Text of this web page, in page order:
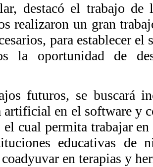
destacó el trabajo de
realizaron un gran
para establecer
la oportunidad de
futuros, se buscará
en el software y
cual permita trabajar
educativas de
en terapias y